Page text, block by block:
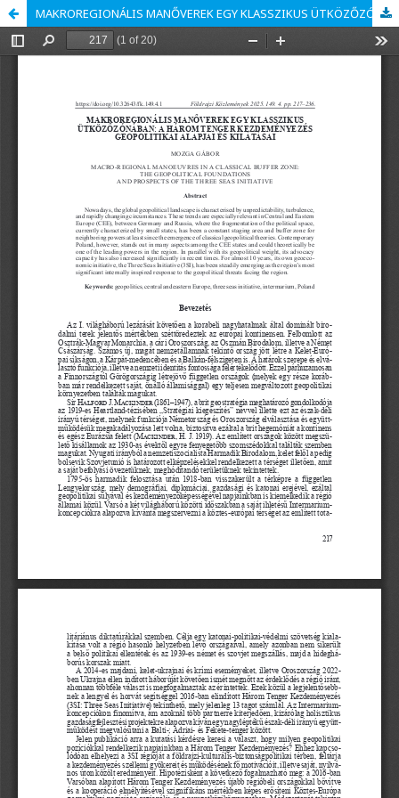
MAKROREGIONÁLIS MANŐVEREK EGY KLASSZIKUS ÜTKÖZŐZÓNÁBAN: A HÁROM TENGER KEZDEMÉNYEZÉS GEOPOLITIKAI ALAPJAI ÉS KILÁTÁSAI